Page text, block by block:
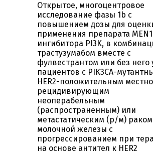
Открытое, многоцентровое
исследование фазы 1b с
повышением дозы для
применения препарата
ингибитора PI3K, в
трастузумабом вместе с
фулвестрантом или без него
пациентов с PIK3CA-
HER2-положительным
рецидивирующим
неоперабельным
(распространенным) или
метастатическим (р/м) раком
молочной железы с
прогрессированием при
на основе антител к HER2